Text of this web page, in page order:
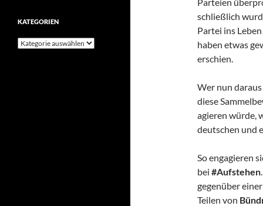
schließlich
Partei ins
haben etwas
erschien.
Wer nun
diese
agieren würde,
deutschen und
So engagieren
bei #Aufstehen
gegenüber
Teilen von
KATEGORIEN
Kategorien